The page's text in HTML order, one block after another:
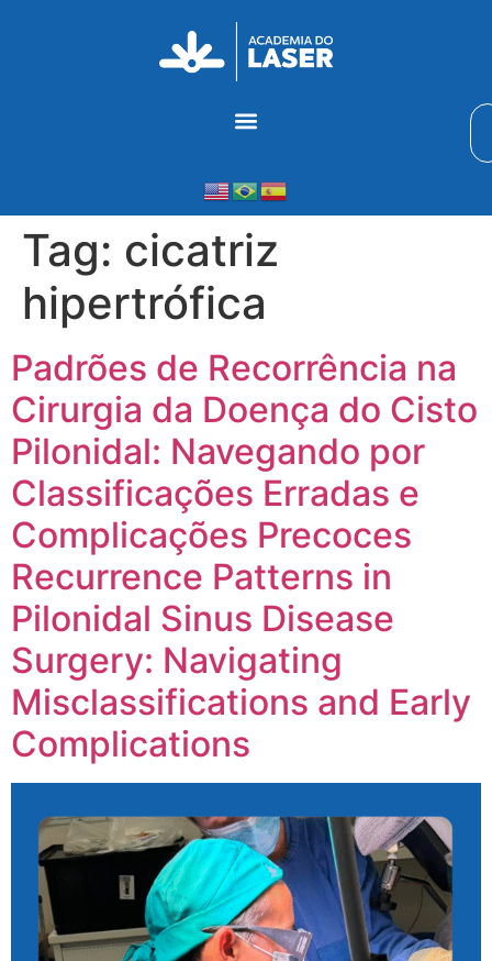
Tag: cicatriz
hipertrófica
Padrões de Recorrência na
Cirurgia da Doença do Cisto
Pilonidal: Navegando por
Classificações Erradas e
Complicações Precoces
Recurrence Patterns in
Pilonidal Sinus Disease
Surgery: Navigating
Misclassifications and Early
Complications